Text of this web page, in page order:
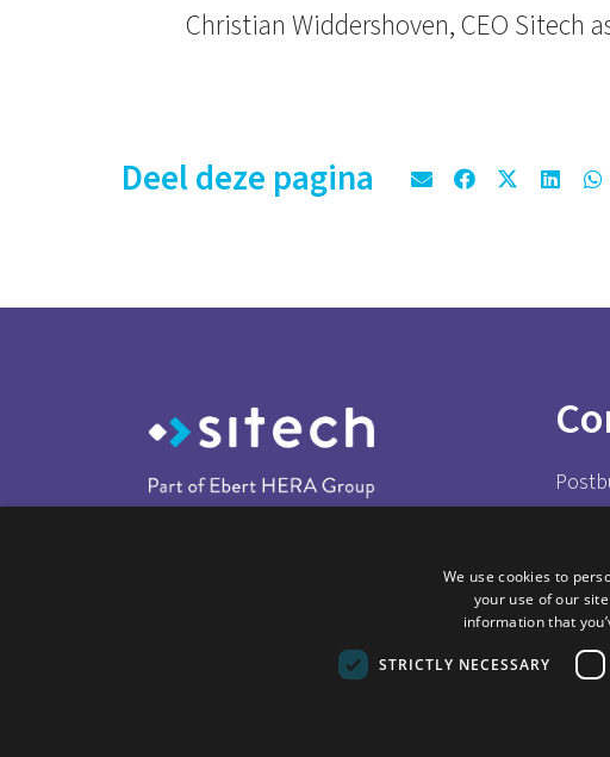
Christian Widdershoven, CEO Sitech
Deel deze pagina
+31
We use cookies to
your use of our
information that
STRICTLY NECESSARY